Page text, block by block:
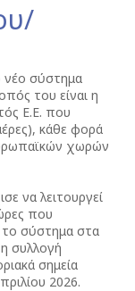
νέο σύστημα
του είναι η
Ε.Ε. που
κάθε φορά
χωρών
να λειτουργεί
που
το σύστημα στα
συλλογή
σημεία
2026.